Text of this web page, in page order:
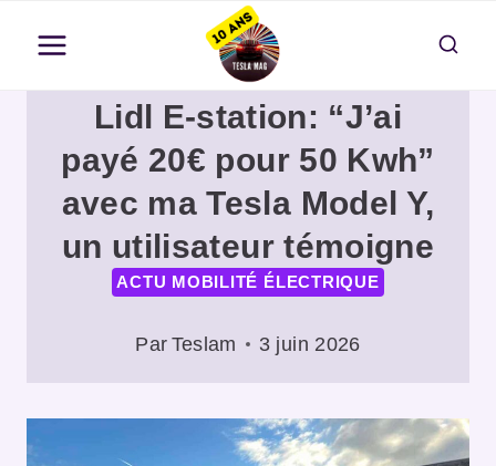
contenu
Lidl E-station: “J’ai
payé 20€ pour 50 Kwh”
avec ma Tesla Model Y,
un utilisateur témoigne
ACTU MOBILITÉ ÉLECTRIQUE
Par Teslam 3 juin 2026